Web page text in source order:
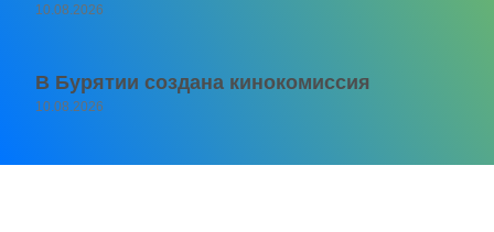
10.08.2026
В Бурятии создана кинокомиссия
10.08.2026